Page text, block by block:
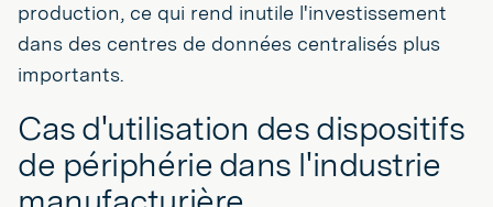
production, ce qui rend inutile l'investissement
dans des centres de données centralisés plus
importants.
Cas d'utilisation des dispositifs
de périphérie dans l'industrie